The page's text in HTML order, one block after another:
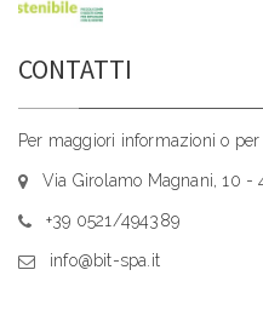
CONTATTI
Per maggiori informazioni o
Via Girolamo Magnani, 10 -
+39 0521/494389
info@bit-spa.it